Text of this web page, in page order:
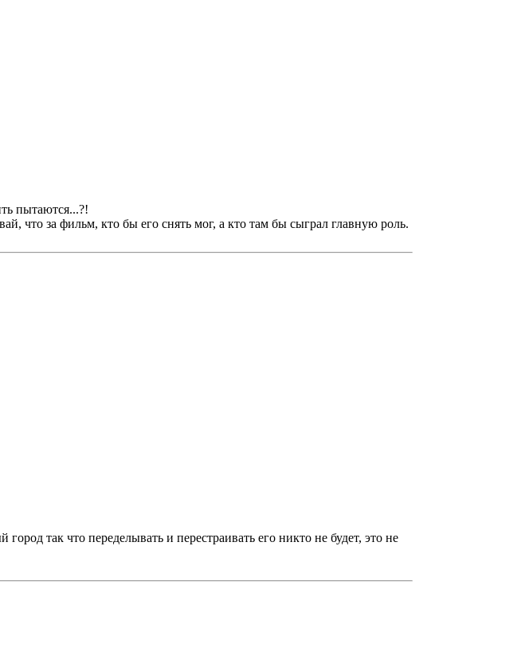
пытаются...?!
что за фильм, кто бы его снять мог, а кто там бы сыграл главную роль.
так что переделывать и перестраивать его никто не будет, это не